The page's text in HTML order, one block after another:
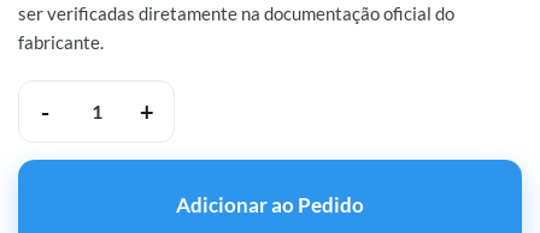
ser verificadas diretamente na documentação oficial do
fabricante.
Bratva Undecilenato de Boldenona 250mg/10ml quantidade
Adicionar ao Pedido